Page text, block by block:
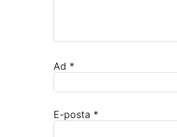
Ad *
E-posta *